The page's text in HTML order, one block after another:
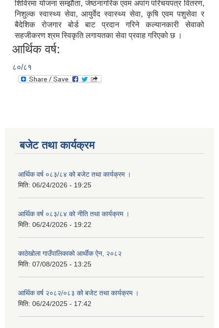
शिविरमा योजना सम्झौता, जेष्ठनागरिक एवम अपांग परिचयपत्र वितरण,
निशुल्क स्वास्थ्य सेवा, आयुर्वेद स्वास्थ्य सेवा, कृषि एवम पशुसेवा र
बैदेशिक रोजगार बोर्ड बाट प्रदान गरिने कल्यानकारी सेवाको
सहजीकरण श्रम स्विकृति लगायतका सेवा प्रवाह गरिएको छ ।
आर्थिक वर्ष:
८०/८१
बजेट तथा कार्यक्रम
आर्थिक वर्ष ०८३/८४ को बजेट तथा कार्यक्रम ।
मिति: 06/24/2026 - 19:25
आर्थिक वर्ष ०८३/८४ को नीति तथा कार्यक्रम ।
मिति: 06/24/2026 - 19:22
काठेखोला गाउँपालिकाको आर्थीक ऐन, २०८२
मिति: 07/08/2025 - 13:25
आर्थिक वर्ष २०८२/०८३ को बजेट तथा कार्यक्रम ।
मिति: 06/24/2025 - 17:42